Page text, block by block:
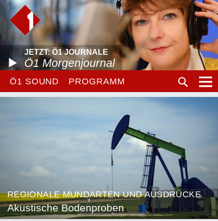
JETZT: Ö1 JOURNALE
Ö1 Morgenjournal
Ö1 SOUND PROGRAMM
REGIONALE MUNDARTEN UND AUSDRÜCKE
Akustische Bodenproben